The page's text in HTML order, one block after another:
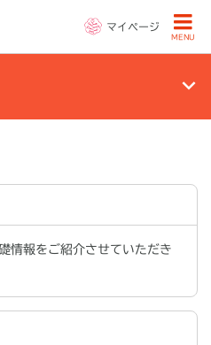
マイページ
MENU
情報をご紹介させていただき